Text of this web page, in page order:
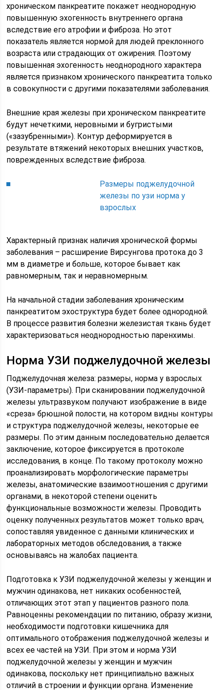
хроническом панкреатите покажет неоднородную
повышенную эхогенность внутреннего органа
вследствие его атрофии и фиброза. Но этот
показатель является нормой для людей преклонного
возраста или страдающих от ожирения. Поэтому
повышенная эхогенность неоднородного характера
является признаком хронического панкреатита только
в совокупности с другими показателями заболевания.
Внешние края железы при хроническом панкреатите
будут нечеткими, неровными и бугристыми
(«зазубренными»). Контур деформируется в
результате втяжений некоторых внешних участков,
поврежденных вследствие фиброза.
Размеры поджелудочной
железы по узи норма у
взрослых
Характерный признак наличия хронической формы
заболевания – расширение Вирсунгова протока до 3
мм в диаметре и больше, которое бывает как
равномерным, так и неравномерным.
На начальной стадии заболевания хроническим
панкреатитом эхоструктура будет более однородной.
В процессе развития болезни железистая ткань будет
характеризоваться неоднородностью паренхимы.
Норма УЗИ поджелудочной железы
Поджелудочная железа: размеры, норма у взрослых
(УЗИ-параметры). При сканировании поджелудочной
железы ультразвуком получают изображение в виде
«среза» брюшной полости, на котором видны контуры
и структура поджелудочной железы, некоторые ее
размеры. По этим данным последовательно делается
заключение, которое фиксируется в протоколе
исследования, в конце. По такому протоколу можно
проанализировать морфологические параметры
железы, анатомические взаимоотношения с другими
органами, в некоторой степени оценить
функциональные возможности железы. Проводить
оценку полученных результатов может только врач,
сопоставляя увиденное с данными клинических и
лабораторных методов обследования, а также
основываясь на жалобах пациента.
Подготовка к УЗИ поджелудочной железы у женщин и
мужчин одинакова, нет никаких особенностей,
отличающих этот этап у пациентов разного пола.
Равноценны рекомендации по питанию, образу жизни,
необходимости подготовки кишечника для
оптимального отображения поджелудочной железы и
всех ее частей на УЗИ. При этом и норма УЗИ
поджелудочной железы у женщин и мужчин
одинакова, поскольку нет принципиально важных
отличий в строении и функции органа. Изменение